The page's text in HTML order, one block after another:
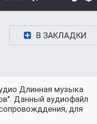
В ЗАКЛАДКИ
Длинная музыка
Данный аудиофайл
для